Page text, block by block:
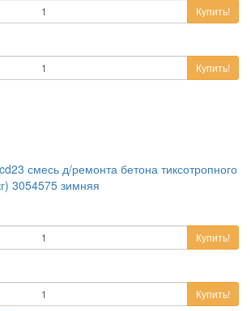
Купить!
Купить!
смесь д/ремонта бетона тиксотропного
3054575 зимняя
Купить!
Купить!